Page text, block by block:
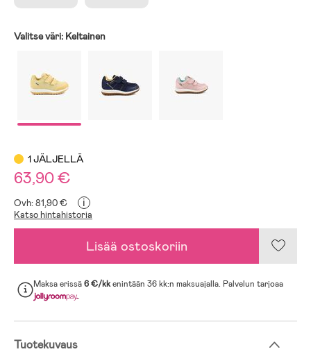
Valitse väri: Keltainen
1 JÄLJELLÄ
63,90 €
Ovh: 81,90 € i
Katso hintahistoria
Lisää ostoskoriin
Maksa erissä6 €/kkenintään 36 kk:n maksuajalla. Palvelun tarjoaa
.
Tuotekuvaus